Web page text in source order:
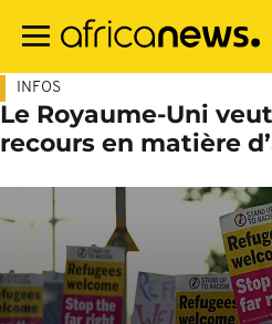
contenu
INFOS
Le Royaume-Uni
recours en matière